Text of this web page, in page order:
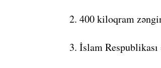
2. 400 kiloqram
3. İslam